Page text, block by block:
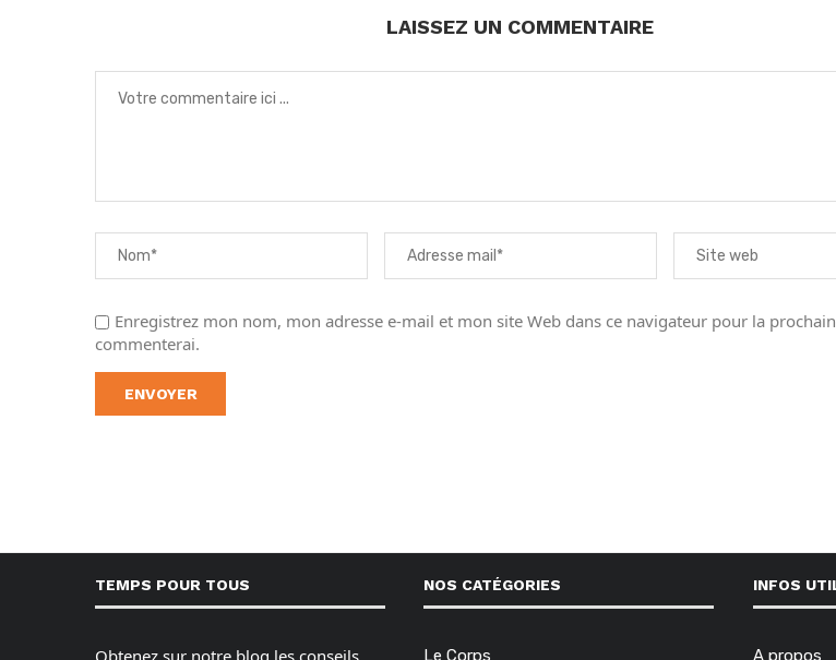
LAISSEZ UN COMMENTAIRE
Enregistrez mon nom, mon adresse e-mail et mon site Web dans ce navigateur pour la
commenterai.
TEMPS POUR TOUS
Obtenez sur notre blog les conseils,
NOS CATÉGORIES
Le Corps
INFOS
A propos